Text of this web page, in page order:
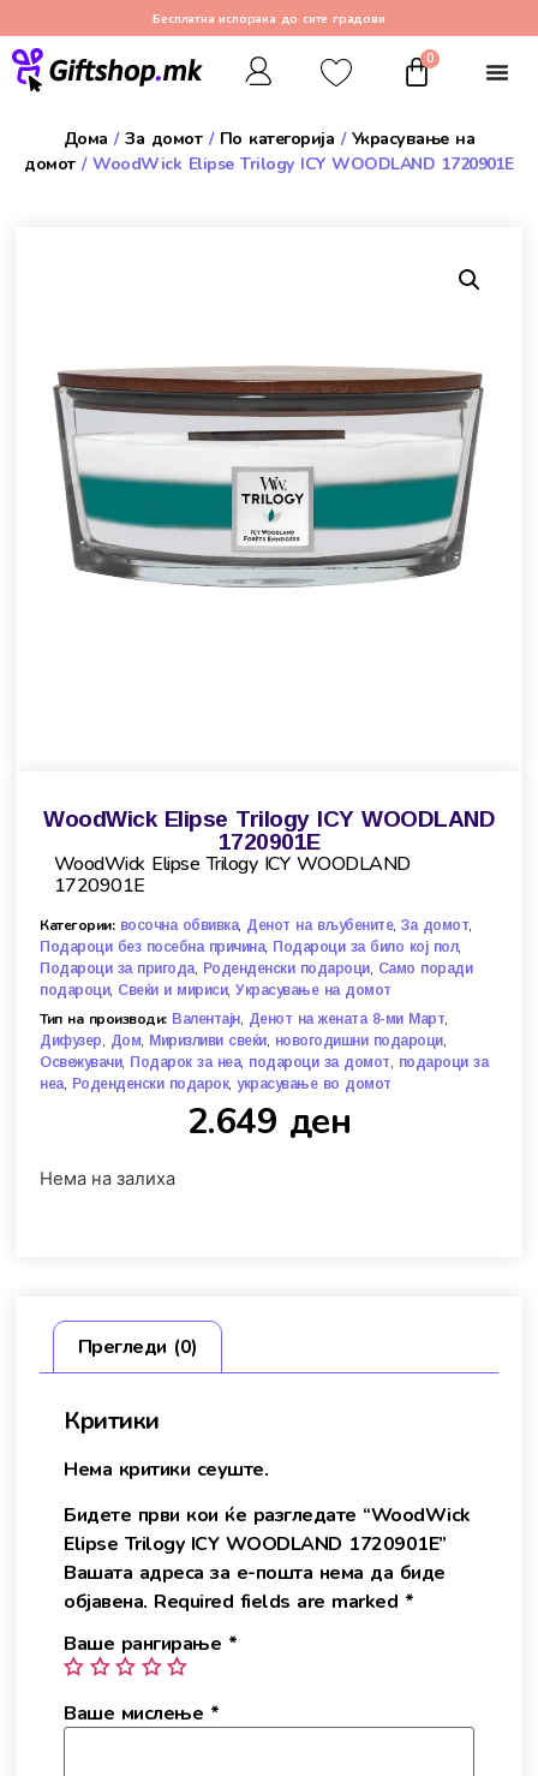
Бесплатна испорака до сите градови
0
Дома /За домот/ По категорија / Украсување на
домот/ WoodWick Elipse Trilogy ICY WOODLAND 1720901E
WoodWick Elipse Trilogy ICY WOODLAND
1720901E
WoodWick Elipse Trilogy ICY WOODLAND
1720901E
Категории: восочна обвивка, Денот на вљубените,За домот,
Подароци без посебна причина, Подароци за било кој пол,
Подароци за пригода, Роденденски подароци, Само поради
подароци, Свеќи и мириси,Украсување на домот
Тип на производи: Валентајн, Денот на жената 8-ми Март,
Дифузер, Дом, Миризливи свеќи, новогодишни подароци,
Освежувачи, Подарок за неа, подароци за домот, подароци за
неа, Роденденски подарок,украсување во домот
2.649 ден
Нема на залиха
Прегледи (0)
Критики
Нема критики сеуште.
Бидете први кои ќе разгледате “WoodWick
Elipse Trilogy ICY WOODLAND 1720901E”
Вашата адреса за е-пошта нема да биде
објавена. Required fields are marked *
Ваше рангирање *
Ваше мислење *